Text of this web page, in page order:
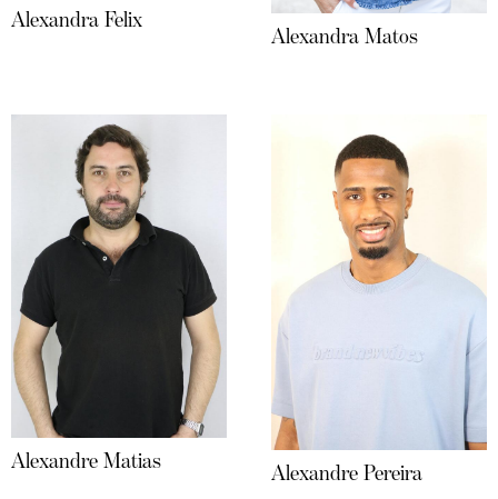
Alexandra Felix
Alexandra Matos
Alexandre Matias
Alexandre Pereira